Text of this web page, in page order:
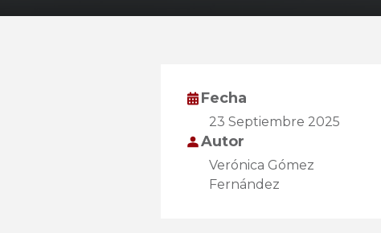
Fecha
23 Septiembre 2025
Autor
Verónica Gómez
Fernández